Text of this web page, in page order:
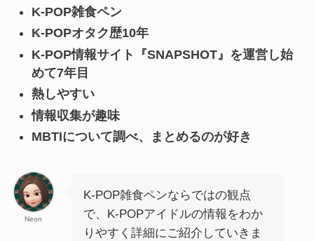
K-POP雑食ペン
K-POPオタク歴10年
K-POP情報サイト『SNAPSHOT』を運営し始
めて7年目
熱しやすい
情報収集が趣味
MBTIについて調べ、まとめるのが好き
Neon
K-POP雑食ペンならではの観点
で、K-POPアイドルの情報をわか
りやすく詳細にご紹介していきま